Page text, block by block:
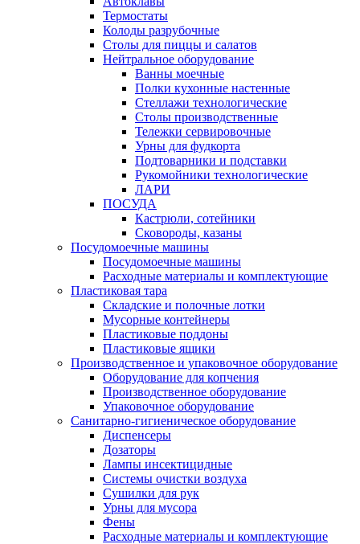
Термостаты
Колоды разрубочные
Столы для пиццы и салатов
Нейтральное оборудование
Ванны моечные
Полки кухонные настенные
Стеллажи технологические
Столы производственные
Тележки сервировочные
Урны для фудкорта
Подтоварники и подставки
Рукомойники технологические
ЛАРИ
ПОСУДА
Кастрюли, сотейники
Сковороды, казаны
Посудомоечные машины
Посудомоечные машины
Расходные материалы и комплектующие
Пластиковая тара
Складские и полочные лотки
Мусорные контейнеры
Пластиковые поддоны
Пластиковые ящики
Производственное и упаковочное оборудование
Оборудование для копчения
Производственное оборудование
Упаковочное оборудование
Санитарно-гигиеническое оборудование
Диспенсеры
Дозаторы
Лампы инсектицидные
Системы очистки воздуха
Сушилки для рук
Урны для мусора
Фены
Расходные материалы и комплектующие